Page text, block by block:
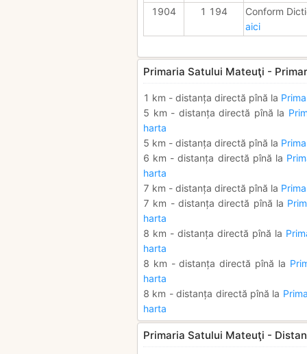
1904
1 194
Conform
aici
Primaria Satului Mateuţi -
1 km - distanța directă pînă la
5 km - distanța directă pînă la
harta
5 km - distanța directă pînă la
6 km - distanța directă pînă la
harta
7 km - distanța directă pînă la
7 km - distanța directă pînă la
harta
8 km - distanța directă pînă la
harta
8 km - distanța directă pînă la
harta
8 km - distanța directă pînă la
harta
Primaria Satului Mateuţi -